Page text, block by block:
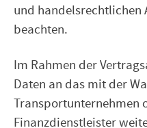
und handelsrechtlichen
beachten.
Im Rahmen der
Daten an das mit der
Transportunternehmen
Finanzdienstleister